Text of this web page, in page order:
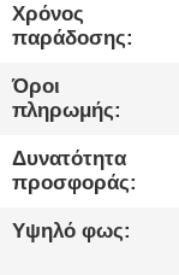
ΝΈΑ
ΜΙΛΉΣΤΕ
ΤΏΡΑ.
SITEMAP
Χρόνος
παράδοσης:
Όροι
πληρωμής:
Δυνατότητα
προσφοράς:
Υψηλό φως: